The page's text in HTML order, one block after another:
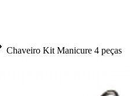
Chaveiro Kit Manicure 4 peças